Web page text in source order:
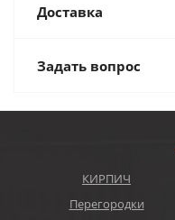
Доставка
Задать вопрос
КИРПИЧ
Перегородки